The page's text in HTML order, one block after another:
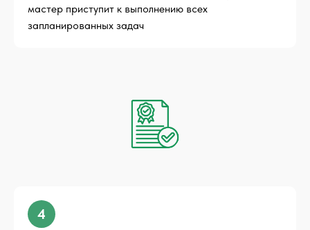
мастер приступит к выполнению всех
запланированных задач
4